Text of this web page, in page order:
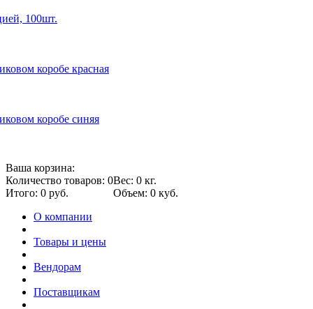
100шт.
коробе красная
коробе синяя
Ваша корзина:
Количество товаров: 0Вес: 0 кг.
Итого: 0 руб.
Объем: 0 куб.
О компании
Товары и цены
Вендорам
Поставщикам